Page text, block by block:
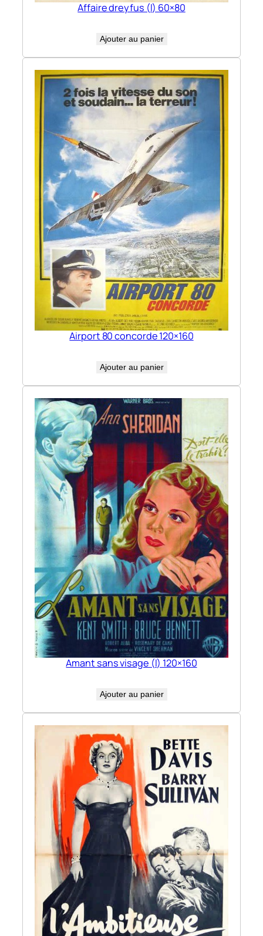
Affaire dreyfus (l) 60×80
Ajouter au panier
Airport 80 concorde 120×160
Ajouter au panier
Amant sans visage (l) 120×160
Ajouter au panier